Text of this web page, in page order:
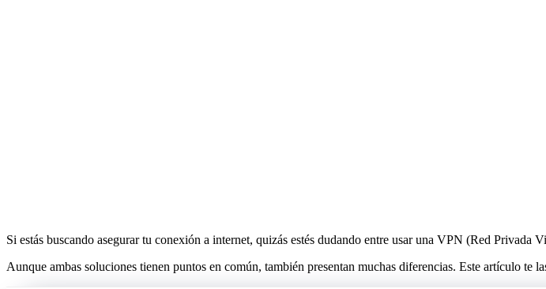
Si estás buscando asegurar tu conexión a internet, quizás estés dudando entre usar una VPN (Red
Aunque ambas soluciones tienen puntos en común, también presentan muchas diferencias. Este artículo te